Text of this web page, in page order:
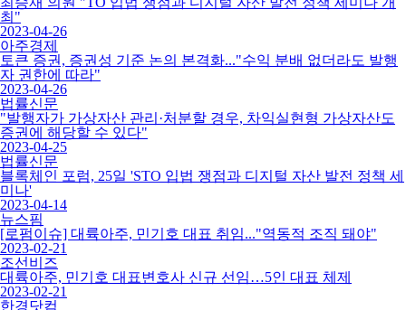
최"
2023-04-26
아주경제
토큰 증권, 증권성 기준 논의 본격화..."수익 분배 없더라도 발행
자 권한에 따라"
2023-04-26
법률신문
"발행자가 가상자산 관리·처분할 경우, 차익실현형 가상자산도
증권에 해당할 수 있다"
2023-04-25
법률신문
블록체인 포럼, 25일 'STO 입법 쟁점과 디지털 자산 발전 정책 세
미나'
2023-04-14
뉴스핌
[로펌이슈] 대륙아주, 민기호 대표 취임..."역동적 조직 돼야"
2023-02-21
조선비즈
대륙아주, 민기호 대표변호사 신규 선임…5인 대표 체제
2023-02-21
한경닷컴